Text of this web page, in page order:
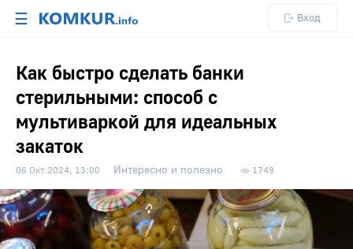
☰ Вход
Как быстро сделать банки
стерильными: способ с
мультиваркой для идеальных
закаток
06 Окт 2024, 13:00 Интересно и полезно 1749